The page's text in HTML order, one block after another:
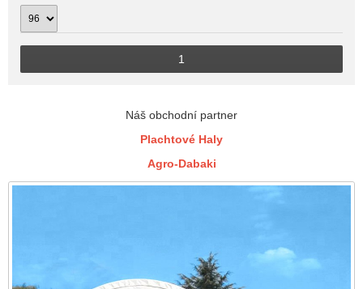
Náš obchodní partner
Plachtové Haly
Agro-Dabaki
1